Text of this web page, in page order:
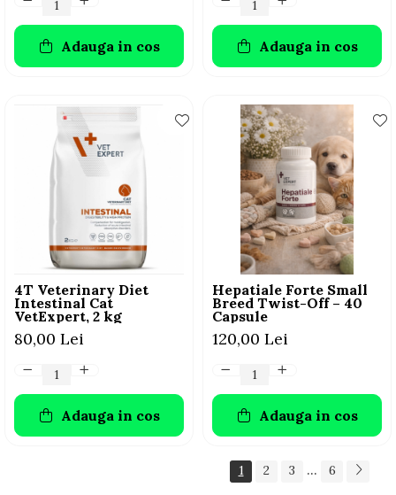
Adauga in cos Adauga in cos
4T Veterinary Diet
Intestinal Cat
VetExpert, 2 kg
80,00 Lei
Adauga in cos
Hepatiale Forte Small
Breed Twist-Off – 40
Capsule
120,00 Lei
Adauga in cos
1 2 3 ... 6